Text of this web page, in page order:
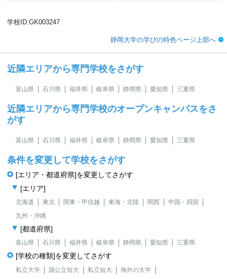
学校ID.GK003247
静岡大学の学びの特色ページ上部へ
近隣エリアから専門学校をさがす
富山県 石川県 福井県 岐阜県 静岡県 愛知県 三重県
近隣エリアから専門学校のオープンキャンパスをさ
がす
富山県 石川県 福井県 岐阜県 静岡県 愛知県 三重県
条件を変更して学校をさがす
[エリア・都道府県]を変更してさがす
[エリア]
北海道 東北 関東・甲信越 東海・北陸 関西
中国・四国
九州・沖縄
[都道府県]
富山県 石川県 福井県 岐阜県 静岡県 愛知県 三重県
[学校の種類]を変更してさがす
私立大学 国公立短大 私立短大
海外の大学